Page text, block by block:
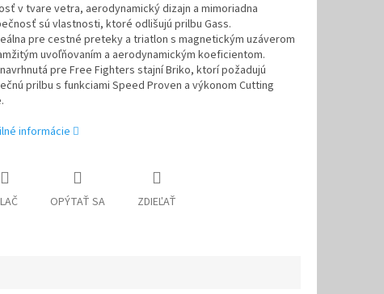
v tvare vetra, aerodynamický dizajn a mimoriadna
sú vlastnosti, ktoré odlišujú prilbu Gass.
pre cestné preteky a triatlon s magnetickým uzáverom
uvoľňovaním a aerodynamickým koeficientom.
pre Free Fighters stajní Briko, ktorí požadujú
prilbu s funkciami Speed Proven a výkonom Cutting
informácie
OPÝTAŤ SA ZDIEĽAŤ